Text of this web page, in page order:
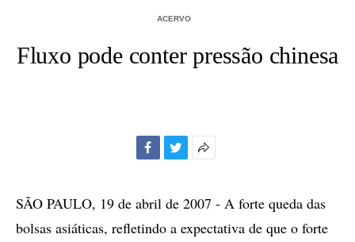
ACERVO
Fluxo pode conter pressão chinesa
compartilhamento
SÃO PAULO, 19 de abril de 2007 - A forte queda das
bolsas asiáticas, refletindo a expectativa de que o forte